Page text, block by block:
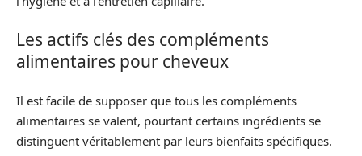
Les actifs clés des compléments
alimentaires pour cheveux
Il est facile de supposer que tous les compléments
alimentaires se valent, pourtant certains ingrédients se
distinguent véritablement par leurs bienfaits spécifiques.